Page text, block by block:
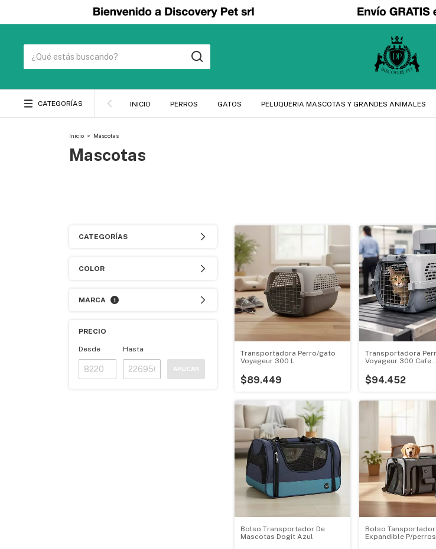
CATEGORÍAS INICIO PERROS GATOS PELUQUERIA MASCOTAS Y GRANDES ANIMALES
Inicio > Mascotas
Mascotas
CATEGORÍAS
COLOR
MARCA 1
PRECIO
Desde Hasta
APLICAR
Transportadora Perro/gato
Voyageur 300 L
$89.449
Transportadora
Voyageur 300 Cafe
$94.452
Bolso Transportador De
Mascotas Dogit Azul
Bolso Tansportador
Expandible P/